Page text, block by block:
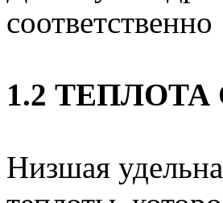
соответственно
1.2
Низшая